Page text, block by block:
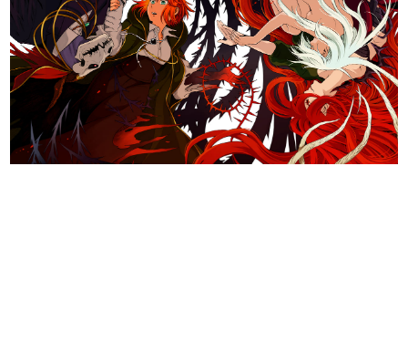
ルを網羅するほか、開発者へのインタビューや識者による
解説を掲載。約20年の歴史が一望できる決定版！
若ゲのいたり〜ゲームクリエイターの青春〜
『うつヌケ』『ペンと箸』等で知られるマンガ家・田中圭
一先生によるゲーム業界レポートマンガです。
なんでゲームは面白い？
ゲーム開発者・hamatsu氏がゲームの魅力を画面や操作の
具体的な形から解き明かしていく、硬派で骨太な評論連載